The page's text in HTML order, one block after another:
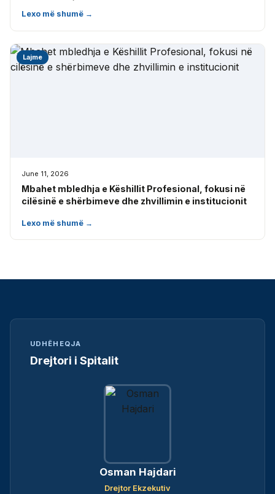
Lexo më shumë →
Lajme
June 11, 2026
Mbahet mbledhja e Këshillit Profesional, fokusi në
cilësinë e shërbimeve dhe zhvillimin e institucionit
Lexo më shumë →
UDHËHEQJA
Drejtori i Spitalit
Osman Hajdari
Drejtor Ekzekutiv